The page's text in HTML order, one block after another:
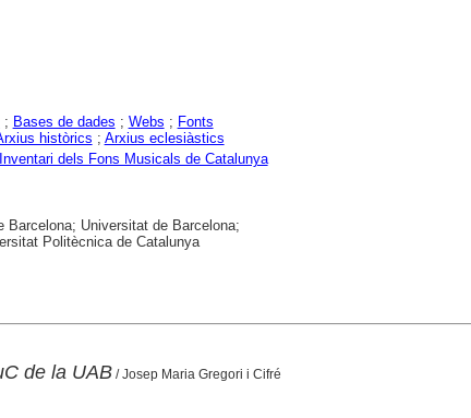
; Bases de dades ; Webs ; Fonts
històrics ; Arxius eclesiàstics
dels Fons Musicals de Catalunya
Barcelona; Universitat de Barcelona;
Politècnica de Catalunya
de la UAB/ Josep Maria Gregori i Cifré